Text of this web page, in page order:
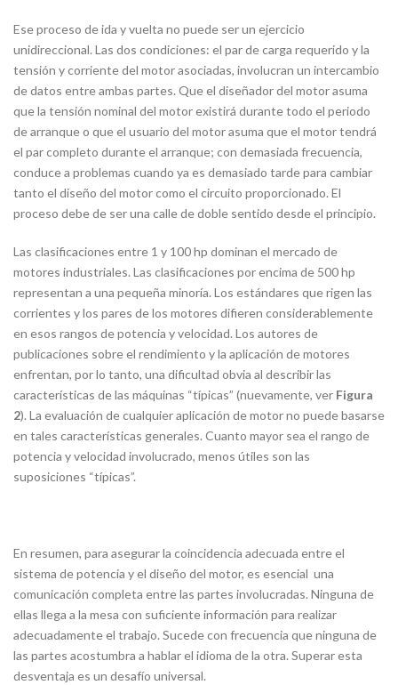
Ese proceso de ida y vuelta no puede ser un ejercicio
unidireccional. Las dos condiciones: el par de carga requerido y la
tensión y corriente del motor asociadas, involucran un intercambio
de datos entre ambas partes. Que el diseñador del motor asuma
que la tensión nominal del motor existirá durante todo el periodo
de arranque o que el usuario del motor asuma que el motor tendrá
el par completo durante el arranque; con demasiada frecuencia,
conduce a problemas cuando ya es demasiado tarde para cambiar
tanto el diseño del motor como el circuito proporcionado. El
proceso debe de ser una calle de doble sentido desde el principio.
Las clasificaciones entre 1 y 100 hp dominan el mercado de
motores industriales. Las clasificaciones por encima de 500 hp
representan a una pequeña minoría. Los estándares que rigen las
corrientes y los pares de los motores difieren considerablemente
en esos rangos de potencia y velocidad. Los autores de
publicaciones sobre el rendimiento y la aplicación de motores
enfrentan, por lo tanto, una dificultad obvia al describir las
características de las máquinas “típicas” (nuevamente, ver Figura
2). La evaluación de cualquier aplicación de motor no puede basarse
en tales características generales. Cuanto mayor sea el rango de
potencia y velocidad involucrado, menos útiles son las
suposiciones “típicas”.
En resumen, para asegurar la coincidencia adecuada entre el
sistema de potencia y el diseño del motor, es esencial una
comunicación completa entre las partes involucradas. Ninguna de
ellas llega a la mesa con suficiente información para realizar
adecuadamente el trabajo. Sucede con frecuencia que ninguna de
las partes acostumbra a hablar el idioma de la otra. Superar esta
desventaja es un desafío universal.